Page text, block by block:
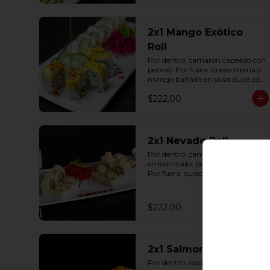
2x1 Mango Exótico
Roll
Por dentro: camarón capeado con
pepino. Por fuera: queso crema y
mango bañado en salsa dulce con
$222.00
2x1 Nevado Roll
Por dentro: camarón
empanizado, pepino y aguacate.
Por fuera: queso crema y tampico
$222.00
2x1 Salmon Roll
Por dentro: espárrago capeado